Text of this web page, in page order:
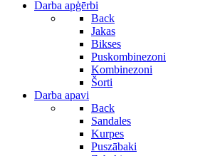
Darba apģērbi
Back
Jakas
Bikses
Puskombinezoni
Kombinezoni
Šorti
Darba apavi
Back
Sandales
Kurpes
Puszābaki